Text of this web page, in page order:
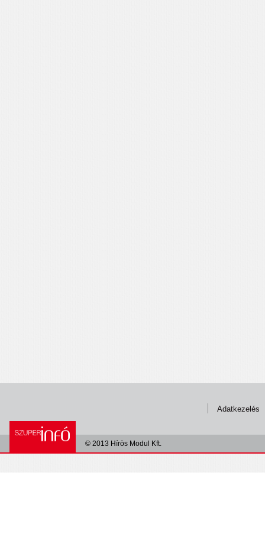
Adatkezelés
© 2013 Hírös Modul Kft.